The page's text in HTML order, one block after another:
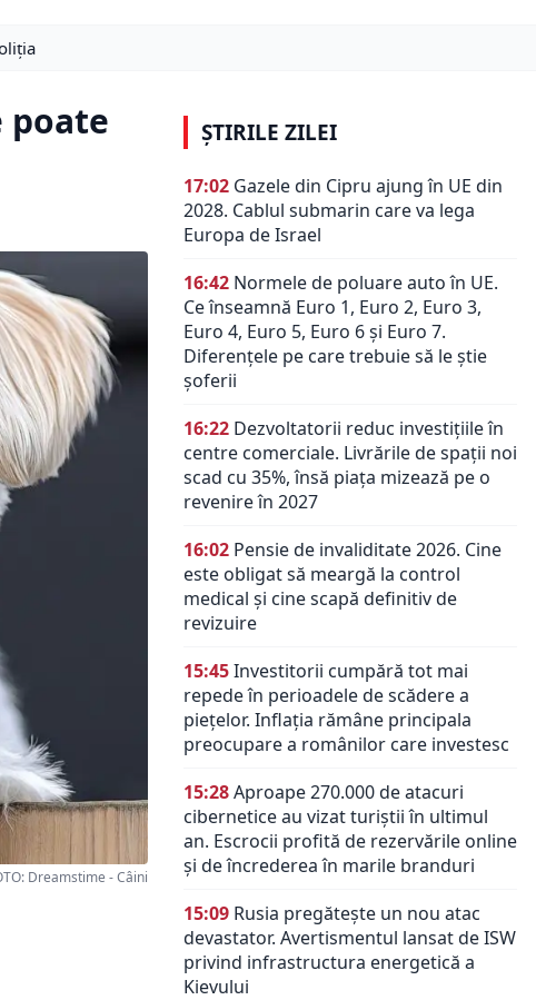
poate
Dreamstime - Câini
ȘTIRILE ZILEI
17:02 Gazele din Cipru ajung în UE din
2028. Cablul submarin care va lega
Europa de Israel
16:42 Normele de poluare auto în UE.
Ce înseamnă Euro 1, Euro 2, Euro 3,
Euro 4, Euro 5, Euro 6 și Euro 7.
Diferențele pe care trebuie să le știe
șoferii
16:22 Dezvoltatorii reduc investițiile în
centre comerciale. Livrările de spații noi
scad cu 35%, însă piața mizează pe o
revenire în 2027
16:02 Pensie de invaliditate 2026. Cine
este obligat să meargă la control
medical și cine scapă definitiv de
revizuire
15:45Investitorii cumpără tot mai
repede în perioadele de scădere a
piețelor. Inflația rămâne principala
preocupare a românilor care investesc
15:28Aproape 270.000 de atacuri
cibernetice au vizat turiștii în ultimul
an. Escrocii profită de rezervările online
și de încrederea în marile branduri
15:09 Rusia pregătește un nou atac
devastator. Avertismentul lansat de ISW
privind infrastructura energetică a
Kievului